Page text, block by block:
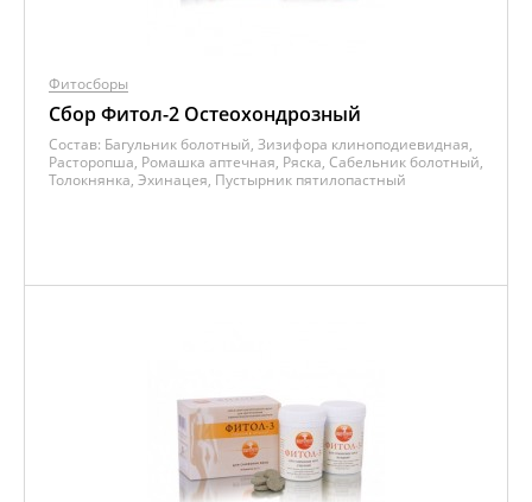
Фитосборы
Сбор Фитол-2 Остеохондрозный
Состав: Багульник болотный, Зизифора клиноподиевидная,
Расторопша, Ромашка аптечная, Ряска, Сабельник болотный,
Толокнянка, Эхинацея, Пустырник пятилопастный